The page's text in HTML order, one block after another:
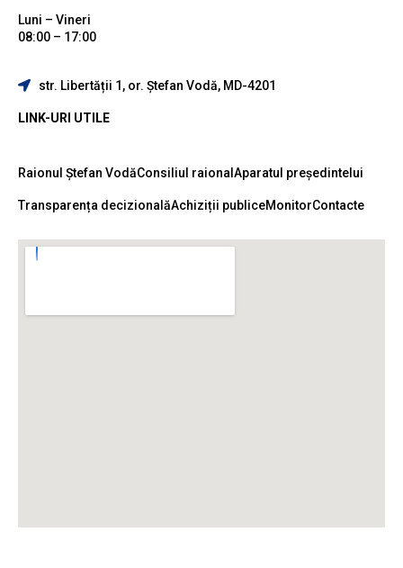
Luni – Vineri
08:00 – 17:00
str. Libertății 1, or. Ștefan Vodă, MD-4201
LINK-URI UTILE
Raionul Ștefan VodăConsiliul raional Aparatul președintelui
Transparența decizionalăAchiziții publiceMonitorContacte